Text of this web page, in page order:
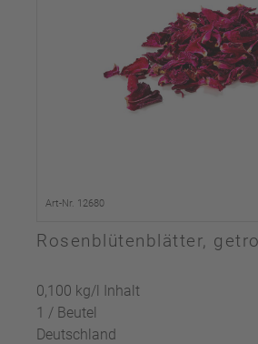
Art-Nr. 12680
Rosenblütenblätter,
0,100 kg/l Inhalt
1 / Beutel
Deutschland